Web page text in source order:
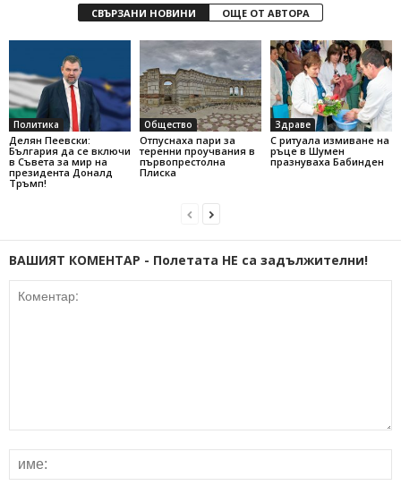
СВЪРЗАНИ НОВИНИ ОЩЕ ОТ АВТОРА
Политика
Делян Пеевски:
България да се включи
в Съвета за мир на
президента Доналд
Тръмп!
Общество
Отпуснаха пари за
теренни проучвания в
първопрестолна
Плиска
Здраве
С ритуала измиване на
ръце в Шумен
празнуваха Бабинден
ВАШИЯТ КОМЕНТАР - Полетата НЕ са задължителни!